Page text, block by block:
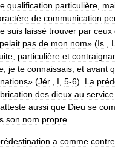
qualification particulière
de communication
suis laissé trouver par ceux
pas de mon nom» (Is
particulière et
je te connaissais; et avant
nations» (Jér., I 5-6). La
des dieux au service
atteste aussi que Dieu se
son nom propre
a comme